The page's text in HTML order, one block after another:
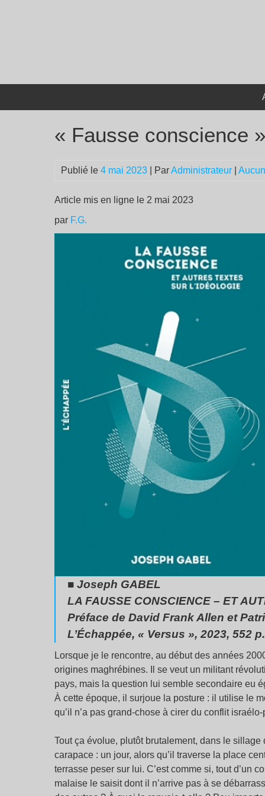
« Fausse conscience
Publié le 4 mai 2023 | ParAdministrateur
Article mis en ligne le 2 mai 2023
par F.G.
■ Joseph GABEL
LA FAUSSE CONSCIENCE – ET
Préface de David Frank Allen et
L’Échappée, « Versus », 2023, 552 p.
Lorsque je le rencontre, au début des années
origines maghrébines. Il se veut un militant
pays, mais la question lui semble secondaire eu
À cette époque, il surjoue la posture : il utilise le
qu’il n’a pas grand-chose à cirer du conflit
Tout ça évolue, plutôt brutalement, dans le
carapace : un jour, alors qu’il traverse la place
terrasse peser sur lui. C’est comme si, tout d’un
malaise le saisit dont il n’arrive pas à se